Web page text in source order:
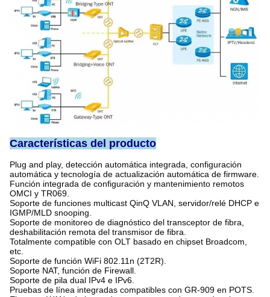
Características del producto
Plug and play, detección automática integrada, configuración
automática y tecnología de actualización automática de firmware.
Función integrada de configuración y mantenimiento remotos
OMCI y TR069.
Soporte de funciones multicast QinQ VLAN, servidor/relé DHCP e
IGMP/MLD snooping.
Soporte de monitoreo de diagnóstico del transceptor de fibra,
deshabilitación remota del transmisor de fibra.
Totalmente compatible con OLT basado en chipset Broadcom,
etc.
Soporte de función WiFi 802.11n (2T2R).
Soporte NAT, función de Firewall.
Soporte de pila dual IPv4 e IPv6.
Pruebas de línea integradas compatibles con GR-909 en POTS.